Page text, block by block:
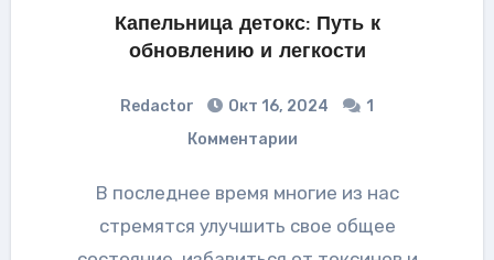
Капельница детокс: Путь к
обновлению и легкости
Redactor Окт 16, 2024
1
Комментарии
В последнее время многие из нас
стремятся улучшить свое общее